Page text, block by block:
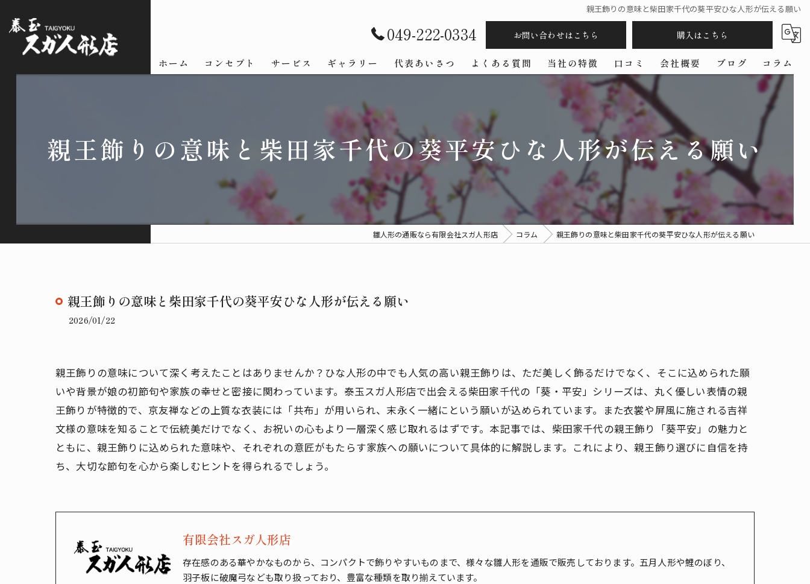
親王飾りの意味と柴田家千代の葵平安ひな人形が伝える願い
049-222-0334 お問い合わせはこちら 購入はこちら
ホーム コンセプト サービス ギャラリー 代表あいさつ よくある質問 当社の特徴
五月人形
コンパクト
ケース
口コミ 会社概要 ブログ コラム
親王飾りの意味と柴田家千代の葵平安ひな人形が伝える願い
雛人形の通販なら有限会社スガ人形店 コラム 親王飾りの意味と柴田家千代の葵平安ひな人形が伝える願い
親王飾りの意味と柴田家千代の葵平安ひな人形が伝える願い
2026/01/22
親王飾りの意味について深く考えたことはありませんか？ひな人形の中でも人気の高い親王飾りは、ただ美しく飾るだけでなく、そこに込められた願
いや背景が娘の初節句や家族の幸せと密接に関わっています。泰玉スガ人形店で出会える柴田家千代の「葵・平安」シリーズは、丸く優しい表情の親
王飾りが特徴的で、京友禅などの上質な衣装には「共布」が用いられ、末永く一緒にという願いが込められています。また衣裳や屏風に施される吉祥
文様の意味を知ることで伝統美だけでなく、お祝いの心もより一層深く感じ取れるはずです。本記事では、柴田家千代の親王飾り「葵平安」の魅力と
ともに、親王飾りに込められた意味や、それぞれの意匠がもたらす家族への願いについて具体的に解説します。これにより、親王飾り選びに自信を持
ち、大切な節句を心から楽しむヒントを得られるでしょう。
有限会社スガ人形店
存在感のある華やかなものから、コンパクトで飾りやすいものまで、様々な雛人形を通販で販売しております。五月人形や鯉のぼり、
羽子板に破魔弓なども取り扱っており、豊富な種類を取り揃えています。